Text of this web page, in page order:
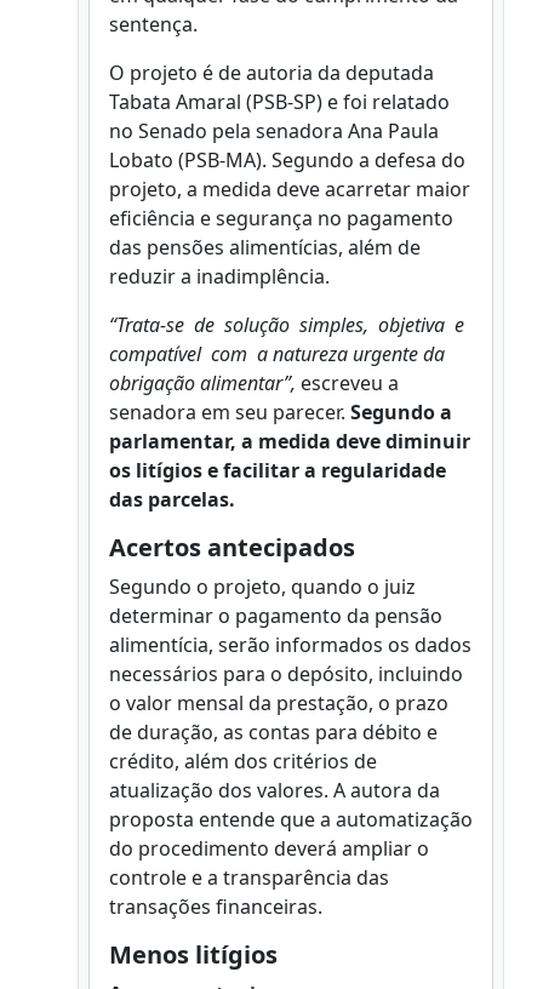
sentença.
O projeto é de autoria da deputada
Tabata Amaral (PSB-SP) e foi relatado
no Senado pela senadora Ana Paula
Lobato (PSB-MA). Segundo a defesa do
projeto, a medida deve acarretar maior
eficiência e segurança no pagamento
das pensões alimentícias, além de
reduzir a inadimplência.
“Trata-se de solução simples, objetiva e
compatível com a natureza urgente da
obrigação alimentar”, escreveu a
senadora em seu parecer. Segundo a
parlamentar, a medida deve diminuir
os litígios e facilitar a regularidade
das parcelas.
Acertos antecipados
Segundo o projeto, quando o juiz
determinar o pagamento da pensão
alimentícia, serão informados os dados
necessários para o depósito, incluindo
o valor mensal da prestação, o prazo
de duração, as contas para débito e
crédito, além dos critérios de
atualização dos valores. A autora da
proposta entende que a automatização
do procedimento deverá ampliar o
controle e a transparência das
transações financeiras.
Menos litígios